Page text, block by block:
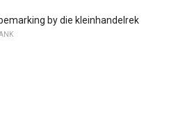
by die kleinhandelrek